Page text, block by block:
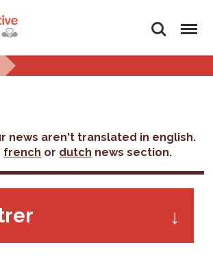
Zoeken Menu
news aren't translated in english.
french or dutch news section.